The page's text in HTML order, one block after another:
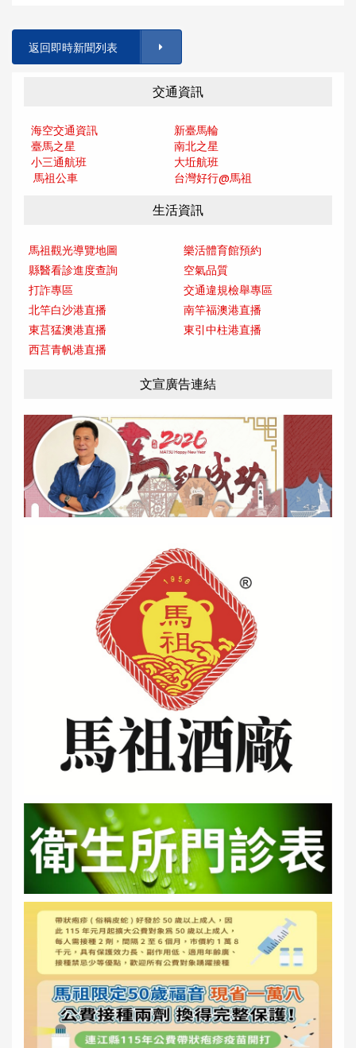
返回即時新聞列表
交通資訊
海空交通資訊
新臺馬輪
臺馬之星
南北之星
小三通航班
大坵航班
馬祖公車
台灣好行@馬祖
生活資訊
馬祖觀光導覽地圖
樂活體育館預約
縣醫看診進度查詢
空氣品質
打詐專區
交通違規檢舉專區
北竿白沙港直播
南竿福澳港直播
東莒猛澳港直播
東引中柱港直播
西莒青帆港直播
文宣廣告連結